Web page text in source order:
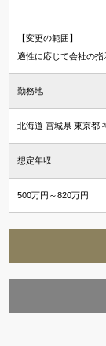
【変更の範囲】
適性に応じて会社の
勤務地
北海道 宮城県 東京都
想定年収
500万円～820万円